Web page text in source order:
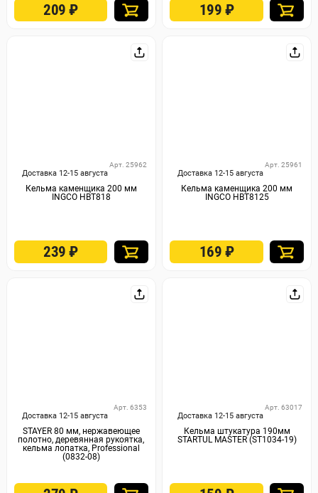
209₽ 199 ₽
Доставка 12-15 августа
Арт. 25962
Кельма каменщика 200 мм
INGCO HBT818
239₽
Доставка 12-15 августа
Арт. 25961
Кельма каменщика 200 мм
INGCO HBT8125
169 ₽
Доставка 12-15 августа
Арт. 6353
STAYER 80 мм, нержавеющее
полотно, деревянная рукоятка,
кельма лопатка, Professional
(0832-08)
Доставка 12-15 августа
Арт. 63017
Кельма штукатура 190мм
STARTUL MASTER (ST1034-19)